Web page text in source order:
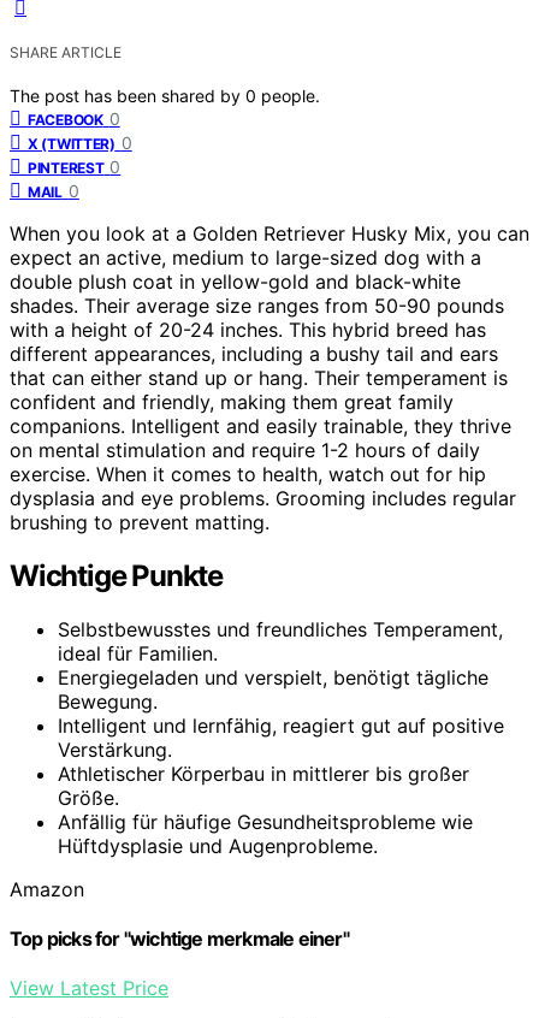
SHARE ARTICLE
The post has been shared by 0 people.
FACEBOOK 0
X (TWITTER) 0
PINTEREST 0
MAIL 0
When you look at a Golden Retriever Husky Mix, you can
expect an active, medium to large-sized dog with a
double plush coat in yellow-gold and black-white
shades. Their average size ranges from 50-90 pounds
with a height of 20-24 inches. This hybrid breed has
different appearances, including a bushy tail and ears
that can either stand up or hang. Their temperament is
confident and friendly, making them great family
companions. Intelligent and easily trainable, they thrive
on mental stimulation and require 1-2 hours of daily
exercise. When it comes to health, watch out for hip
dysplasia and eye problems. Grooming includes regular
brushing to prevent matting.
Wichtige Punkte
Selbstbewusstes und freundliches Temperament,
ideal für Familien.
Energiegeladen und verspielt, benötigt tägliche
Bewegung.
Intelligent und lernfähig, reagiert gut auf positive
Verstärkung.
Athletischer Körperbau in mittlerer bis großer
Größe.
Anfällig für häufige Gesundheitsprobleme wie
Hüftdysplasie und Augenprobleme.
Amazon
Top picks for "wichtige merkmale einer"
View Latest Price